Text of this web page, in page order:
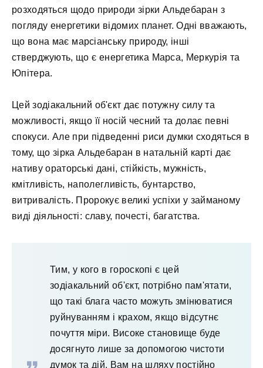
розходяться щодо природи зірки Альдебаран з
погляду енергетики відомих планет. Одні вважають,
що вона має марсіанську природу, інші
стверджують, що є енергетика Марса, Меркурія та
Юпітера.
Цей зодіакальний об'єкт дає потужну силу та
можливості, якщо її носій чесний та долає певні
спокуси. Але при підведенні риси думки сходяться в
тому, що зірка Альдебаран в натальній карті дає
нативу ораторські дані, стійкість, мужність,
кмітливість, наполегливість, бунтарство,
витривалість. Пророкує великі успіхи у займаному
виді діяльності: славу, почесті, багатства.
Тим, у кого в гороскопі є цей
зодіакальний об'єкт, потрібно пам'ятати,
що такі блага часто можуть змінюватися
руйнуванням і крахом, якщо відсутнє
почуття міри. Високе становище буде
досягнуто лише за допомогою чистоти
думок та дій. Вам на шляху постійно